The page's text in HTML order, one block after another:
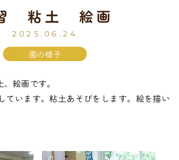
平 野 稚 園
入園案内
未 就
つくしの会
粘土 絵画
2025.06.24
園の様子
絵画です。
ています。粘土あそびをします。絵を描い